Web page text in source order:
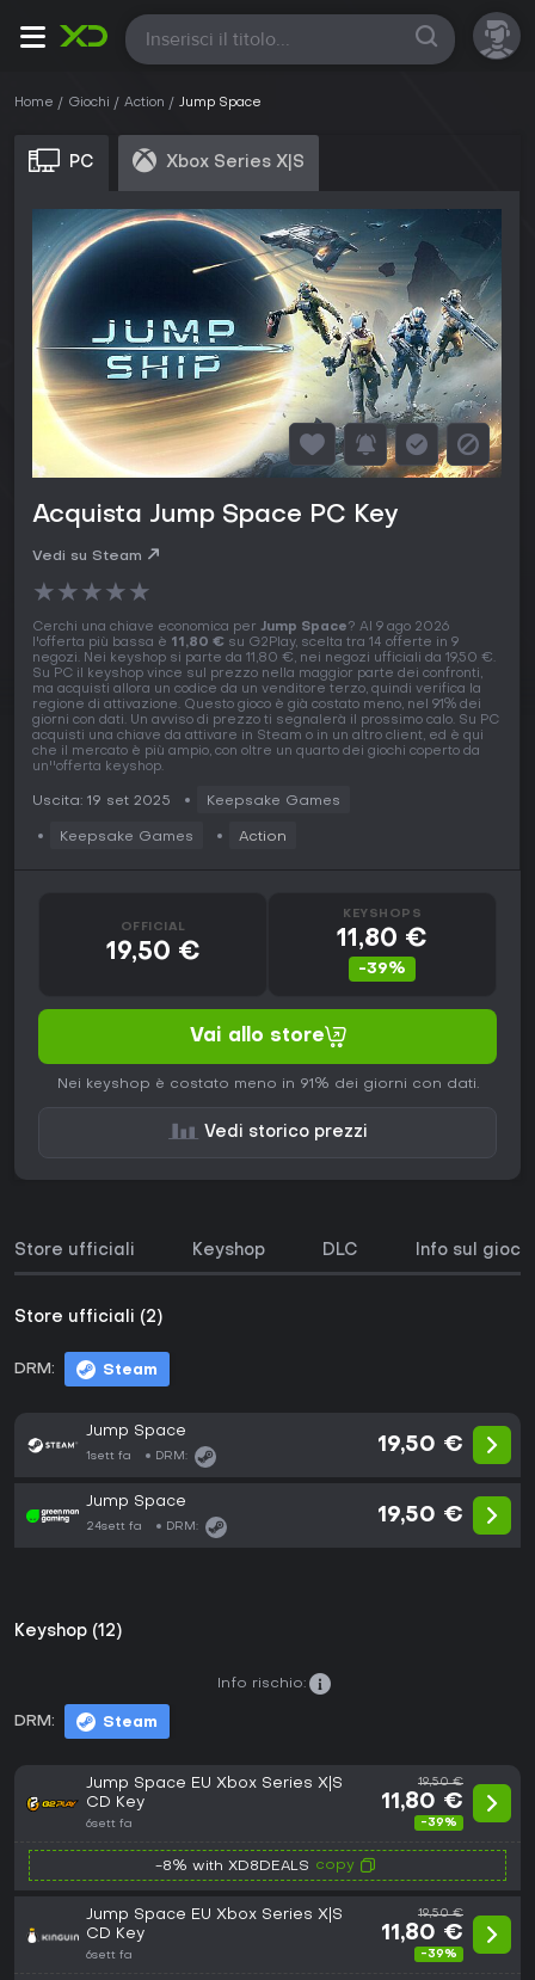
Tutte
Home Giochi Action Jump Space
PC Xbox Series X|S
Acquista Jump Space PC Key
Vedi su Steam
★★★★★
Cerchi una chiave economica per Jump Space? Al 9 ago 2026
l'offerta più bassa è 11,80 € su G2Play, scelta tra 14 offerte in 9
negozi. Nei keyshop si parte da 11,80 €, nei negozi ufficiali da 19,50 €.
Su PC il keyshop vince sul prezzo nella maggior parte dei confronti,
ma acquisti allora un codice da un venditore terzo, quindi verifica la
regione di attivazione. Questo gioco è già costato meno, nel 91% dei
giorni con dati. Un avviso di prezzo ti segnalerà il prossimo calo. Su PC
acquisti una chiave da attivare in Steam o in un altro client, ed è qui
che il mercato è più ampio, con oltre un quarto dei giochi coperto da
un''offerta keyshop.
Uscita: 19 set 2025 Keepsake Games
Keepsake Games Action
OFFICIAL
19,50 €
KEYSHOPS
11,80 €
-39%
Vai allo store
Nei keyshop è costato meno in 91% dei giorni con dati.
Vedi storico prezzi
Store ufficiali Keyshop DLC Info sul gioco
Store ufficiali (2)
DRM: Steam
Jump Space
1sett fa DRM:
19,50 €
Jump Space
24sett fa DRM:
19,50 €
Keyshop (12)
DRM: Steam
Info rischio:
Jump Space EU Xbox Series X|S
CD Key
6sett fa
19,50 €
11,80 €
-39%
-8% with XD8DEALS copy
Jump Space EU Xbox Series X|S
CD Key
6sett fa
19,50 €
11,80 €
-39%